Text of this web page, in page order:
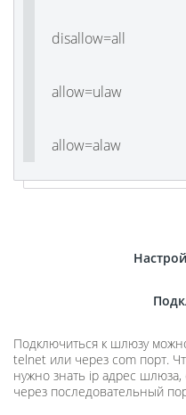
disallow=all
allow=ulaw
allow=alaw
Подключиться к шлюзу
telnet или через com порт.
нужно знать ip адрес шлюза,
через последовательный